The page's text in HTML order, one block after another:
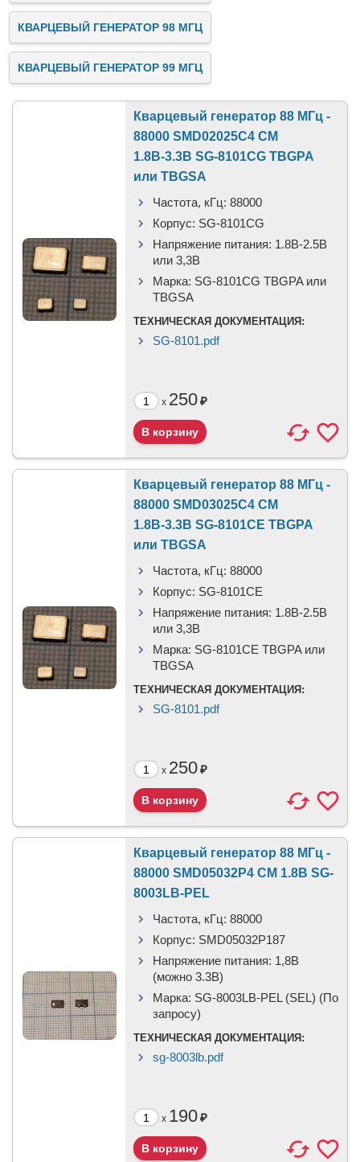
КВАРЦЕВЫЙ ГЕНЕРАТОР 98 МГЦ
КВАРЦЕВЫЙ ГЕНЕРАТОР 99 МГЦ
Кварцевый генератор 88 МГц -
88000 SMD02025C4 CM
1.8В-3.3В SG-8101CG TBGPA
или TBGSA
Частота, кГц: 88000
Корпус: SG-8101CG
Напряжение питания: 1.8В-2.5B
или 3,3B
Марка: SG-8101CG TBGPA или
TBGSA
ТЕХНИЧЕСКАЯ ДОКУМЕНТАЦИЯ:
SG-8101.pdf
x 250₽
Кварцевый генератор 88 МГц -
88000 SMD03025C4 CM
1.8В-3.3В SG-8101CE TBGPA
или TBGSA
Частота, кГц: 88000
Корпус: SG-8101CE
Напряжение питания: 1.8В-2.5B
или 3,3B
Марка: SG-8101CE TBGPA или
TBGSA
ТЕХНИЧЕСКАЯ ДОКУМЕНТАЦИЯ:
SG-8101.pdf
x 250₽
Кварцевый генератор 88 МГц -
88000 SMD05032P4 CM 1.8В SG-
8003LB-PEL
Частота, кГц: 88000
Корпус: SMD05032P187
Напряжение питания: 1,8В
(можно 3.3В)
Марка: SG-8003LB-PEL (SEL) (По
запросу)
ТЕХНИЧЕСКАЯ ДОКУМЕНТАЦИЯ:
sg-8003lb.pdf
x 190₽